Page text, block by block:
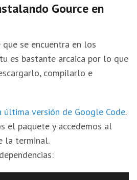
Gource en
se encuentra en los
es bastante arcaica por lo que
compilarlo e
última versión de Google Code.
el paquete y accedemos al
la terminal.